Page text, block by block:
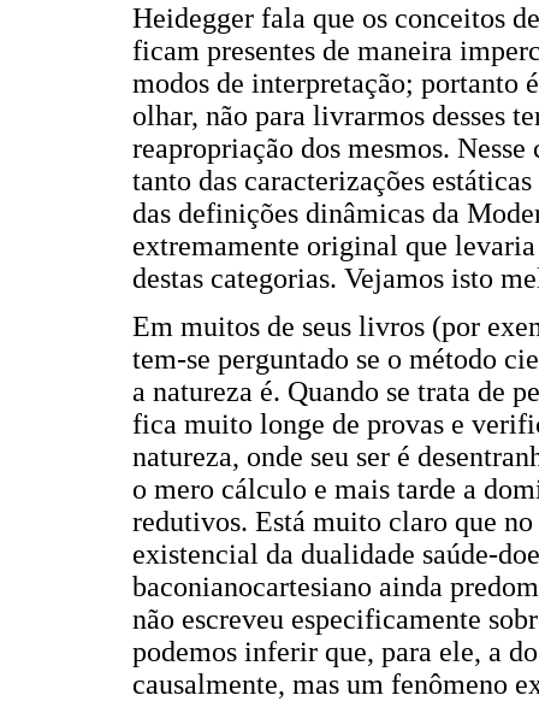
Heidegger fala que os conceitos
ficam presentes de maneira
modos de interpretação; portanto
olhar, não para livrarmos desses
reapropriação dos mesmos.
tanto das caracterizações
das definições dinâmicas da
extremamente original que
destas categorias. Vejamos isto
Em muitos de seus livros (por
tem-se perguntado se o método
a natureza é. Quando se trata de
fica muito longe de provas e
natureza, onde seu ser é
o mero cálculo e mais tarde a
redutivos. Está muito claro que
existencial da dualidade saúde-
baconianocartesiano ainda
não escreveu especificamente
podemos inferir que, para ele, a
causalmente, mas um fenômeno